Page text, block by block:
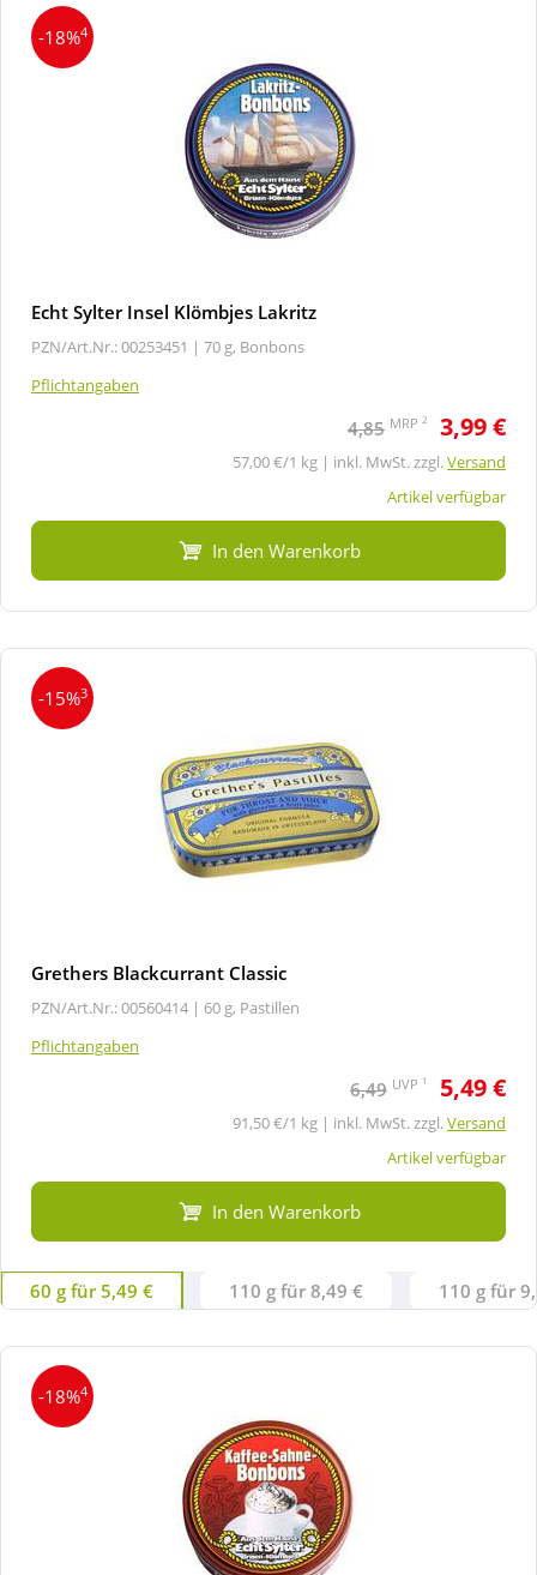
-18%4
Echt Sylter Insel Klömbjes Lakritz
PZN/Art.Nr.: 00253451 | 70 g, Bonbons
Pflichtangaben
4,85 MRP 2 3,99 €
57,00 €/1 kg | inkl. MwSt. zzgl.Versand
Artikel verfügbar
In den Warenkorb
-15%3
Grethers Blackcurrant Classic
PZN/Art.Nr.: 00560414 | 60 g, Pastillen
Pflichtangaben
6,49 UVP 1 5,49 €
91,50 €/1 kg | inkl. MwSt. zzgl.Versand
Artikel verfügbar
In den Warenkorb
60 g für 5,49 € 110 g für 8,49 € 110 g für
-18%4